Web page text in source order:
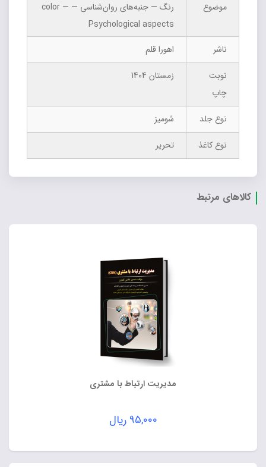
موضوع
رنگ — جنبه‌های روان‌شناسی — color —
Psychological aspects
ناشر
اهورا قلم
نوبت
چاپ
زمستان 1404
نوع جلد
شومیز
نوع کاغذ
تحریر
کالاهای مرتبط
مدیریت ارتباط با مشتری
۹۵,۰۰۰ ریال